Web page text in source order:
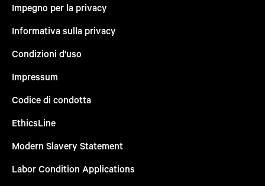
Impegno per la privacy
Informativa sulla privacy
Condizioni d'uso
Impressum
Codice di condotta
EthicsLine
Modern Slavery Statement
Labor Condition Applications